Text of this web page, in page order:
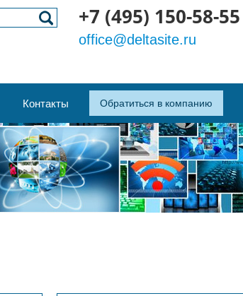
+7 (495) 150-58-55
office@deltasite.ru
Контакты Обратиться в компанию